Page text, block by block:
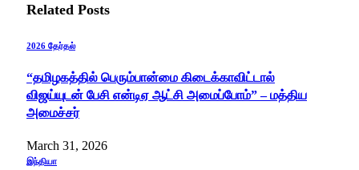
Related Posts
2026 தேர்தல்
“தமிழகத்தில் பெரும்பான்மை கிடைக்காவிட்டால்
விஜய்யுடன் பேசி என்டிஏ ஆட்சி அமைப்போம்” – மத்திய
அமைச்சர்
March 31, 2026
இந்தியா